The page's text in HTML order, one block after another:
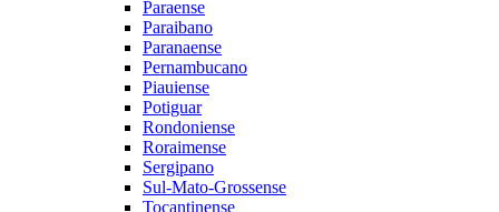
Paraense
Paraibano
Paranaense
Pernambucano
Piauiense
Potiguar
Rondoniense
Roraimense
Sergipano
Sul-Mato-Grossense
Tocantinense